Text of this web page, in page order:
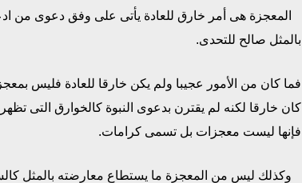
المعجزة هى أمر خارق للعادة يأتى على وفق دعوى من
بالمثل صالح للتحدى.
فما كان من الأمور عجيبا ولم يكن خارقا للعادة فليس
كان خارقا لكنه لم يقترن بدعوى النبوة كالخوارق التى تظهر
فإنها ليست معجزات بل تسمى كرامات.
وكذلك ليس من المعجزة ما يستطاع معارضته بالمثل